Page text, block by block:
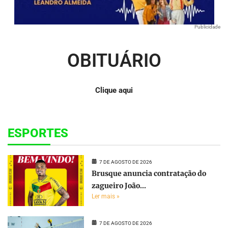
Publicidade
OBITUÁRIO
Clique aqui
ESPORTES
7 DE AGOSTO DE 2026
Brusque anuncia contratação do
zagueiro João...
Ler mais »
7 DE AGOSTO DE 2026